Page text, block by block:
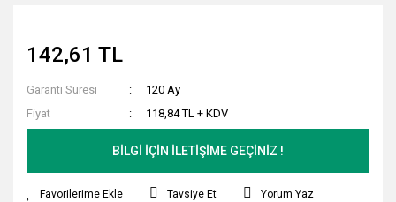
142,61 TL
Garanti Süresi
120 Ay
Fiyat
118,84 TL + KDV
BİLGİ İÇİN İLETİŞİME GEÇİNİZ !
Tavsiye Et Yorum Yaz